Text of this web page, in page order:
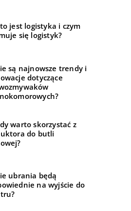
jest logistyka i czym
się logistyk?
są najnowsze trendy i
dotyczące
warto skorzystać z
do butli
ubrania będą
na wyjście do